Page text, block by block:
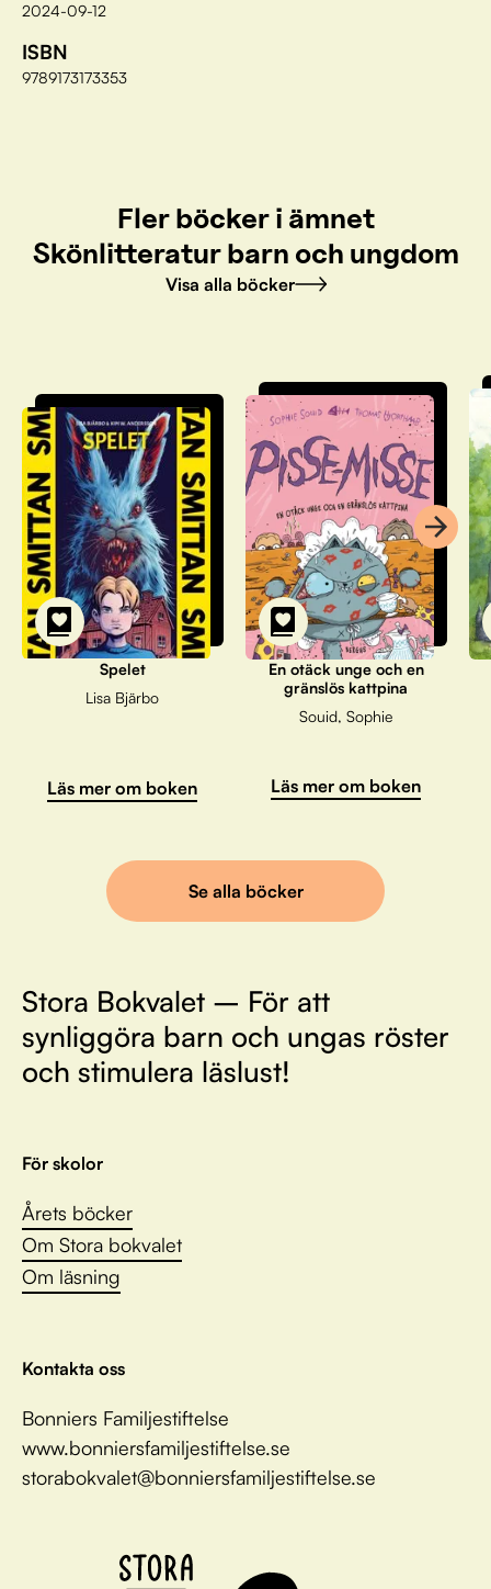
2024-09-12
ISBN
9789173173353
Fler böcker i ämnet
Skönlitteratur barn och ungdom
Visa alla böcker
Spelet
Lisa Bjärbo
Läs mer om boken
En otäck unge och en
gränslös kattpina
Souid, Sophie
Läs mer om boken
Se alla böcker
Stora Bokvalet – För att
synliggöra barn och ungas röster
och stimulera läslust!
För skolor
Årets böcker
Om Stora bokvalet
Om läsning
Kontakta oss
Bonniers Familjestiftelse
www.bonniersfamiljestiftelse.se
storabokvalet@bonniersfamiljestiftelse.se